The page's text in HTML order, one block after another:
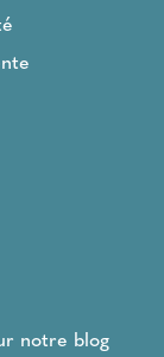
notre blog